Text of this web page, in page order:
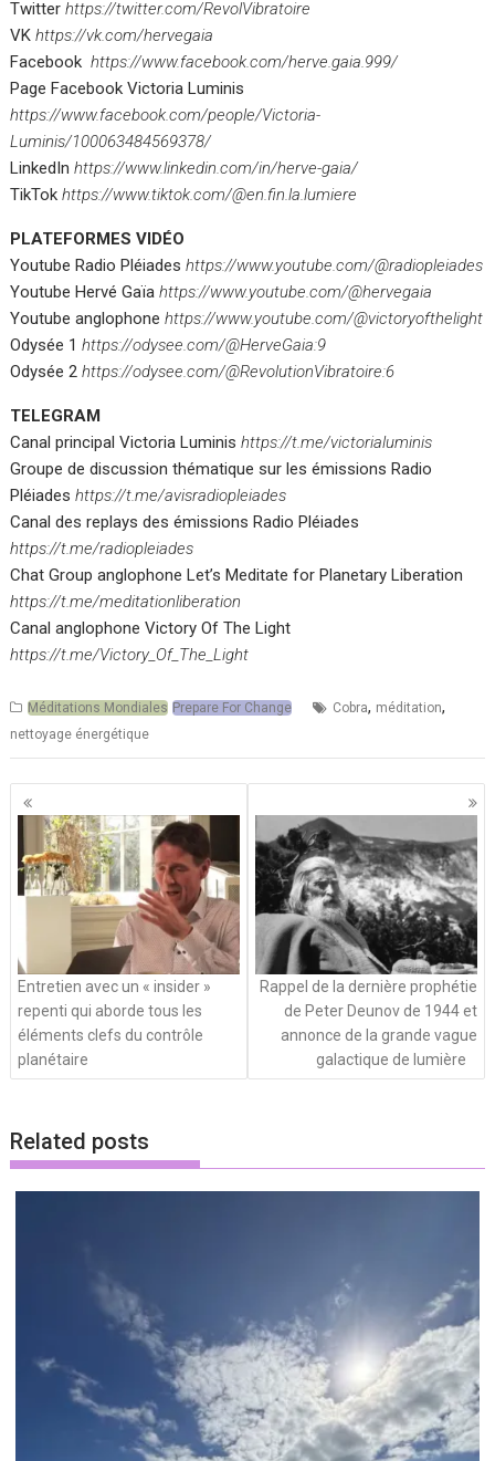
Twitterhttps://twitter.com/RevolVibratoire
VKhttps://vk.com/hervegaia
Facebookhttps://www.facebook.com/herve.gaia.999/
Page Facebook Victoria Luminis
https://www.facebook.com/people/Victoria-
Luminis/100063484569378/
LinkedInhttps://www.linkedin.com/in/herve-gaia/
TikTokhttps://www.tiktok.com/@en.fin.la.lumiere
PLATEFORMES VIDÉO
Youtube Radio Pléiadeshttps://www.youtube.com/@radiopleiades
Youtube Hervé Gaïahttps://www.youtube.com/@hervegaia
Youtube anglophonehttps://www.youtube.com/@victoryofthelight
Odysée 1https://odysee.com/@HerveGaia:9
Odysée 2https://odysee.com/@RevolutionVibratoire:6
TELEGRAM
Canal principal Victoria Luminishttps://t.me/victorialuminis
Groupe de discussion thématique sur les émissions Radio
Pléiadeshttps://t.me/avisradiopleiades
Canal des replays des émissions Radio Pléiades
https://t.me/radiopleiades
Chat Group anglophone Let’s Meditate for Planetary Liberation
https://t.me/meditationliberation
Canal anglophone Victory Of The Light
https://t.me/Victory_Of_The_Light
Méditations Mondiales Prepare For Change Cobra, méditation,
nettoyage énergétique
Navigation
des
articles
Entretien avec un « insider »
repenti qui aborde tous les
éléments clefs du contrôle
planétaire
Rappel de la dernière prophétie
de Peter Deunov de 1944 et
annonce de la grande vague
galactique de lumière
Related posts